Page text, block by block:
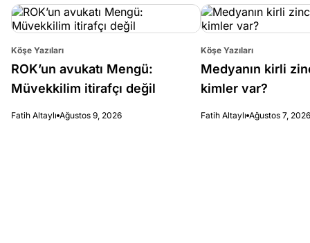
Köşe Yazıları
ROK’un avukatı Mengü:
Müvekkilim itirafçı değil
Fatih Altaylı Ağustos 9, 2026
Köşe Yazıları
Medyanın kirli
kimler var?
Fatih Altaylı Ağustos 7, 2026